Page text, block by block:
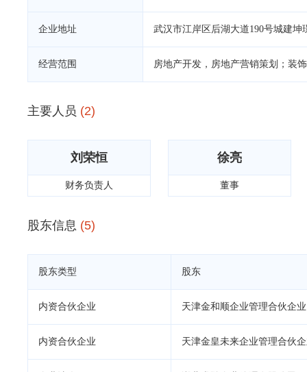
企业地址 武汉市江岸区后湖大道190号城建坤
经营范围 房地产开发，房地产营销策划；装
主要人员 (2)
刘荣恒
财务负责人
徐亮
董事
股东信息 (5)
股东类型 股东
内资合伙企业 天津金和顺企业管理合伙企
内资合伙企业 天津金皇未来企业管理合伙